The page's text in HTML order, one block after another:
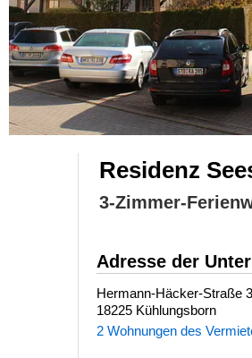
Residenz
3-Zimmer-
Adresse der
Hermann-Häcker-Straße
18225 Kühlungsborn
2 Wohnungen des